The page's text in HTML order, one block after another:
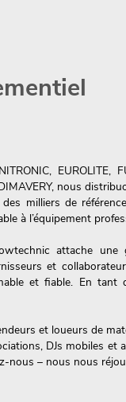
EUROLITE,
nous
milliers de
à l’équipement
attache
et
et fiable. En tant
et loueurs de
DJs mobiles
nous – nous nous